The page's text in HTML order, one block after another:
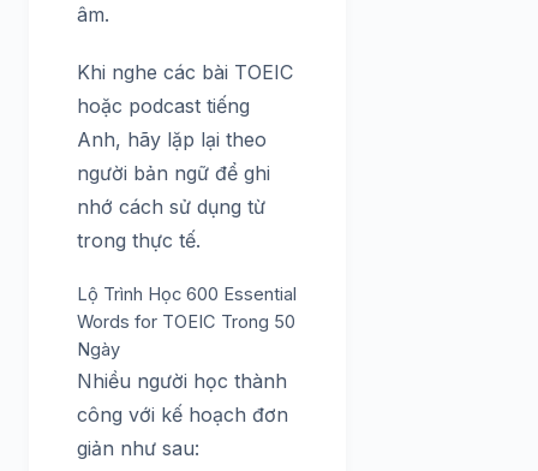
âm.
Khi nghe các bài TOEIC
hoặc podcast tiếng
Anh, hãy lặp lại theo
người bản ngữ để ghi
nhớ cách sử dụng từ
trong thực tế.
Lộ Trình Học 600 Essential
Words for TOEIC Trong 50
Ngày
Nhiều người học thành
công với kế hoạch đơn
giản như sau: